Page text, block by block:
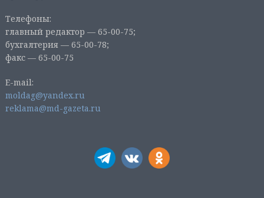
Телефоны:
главный редактор — 65-00-75;
бухгалтерия — 65-00-78;
факс — 65-00-75
E-mail:
moldag@yandex.ru
reklama@md-gazeta.ru